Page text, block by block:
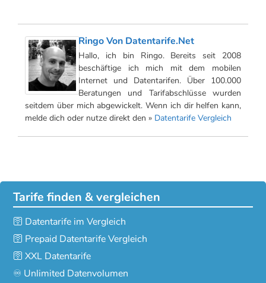
Ringo Von Datentarife.net
Hallo, ich bin Ringo. Bereits seit 2008
beschäftige ich mich mit dem mobilen
Internet und Datentarifen. Über 100.000
Beratungen und Tarifabschlüsse wurden
seitdem über mich abgewickelt. Wenn ich dir helfen kann,
melde dich oder nutze direkt den » Datentarife Vergleich
Tarife finden & vergleichen
🛜 Datentarife im Vergleich
🛜 Prepaid Datentarife Vergleich
🛜 XXL Datentarife
♾️ Unlimited Datenvolumen